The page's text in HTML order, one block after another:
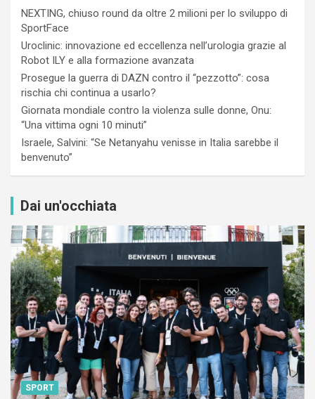
NEXTING, chiuso round da oltre 2 milioni per lo sviluppo di
SportFace
Uroclinic: innovazione ed eccellenza nell’urologia grazie al
Robot ILY e alla formazione avanzata
Prosegue la guerra di DAZN contro il “pezzotto”: cosa
rischia chi continua a usarlo?
Giornata mondiale contro la violenza sulle donne, Onu:
“Una vittima ogni 10 minuti”
Israele, Salvini: “Se Netanyahu venisse in Italia sarebbe il
benvenuto”
Dai un'occhiata
SPORT